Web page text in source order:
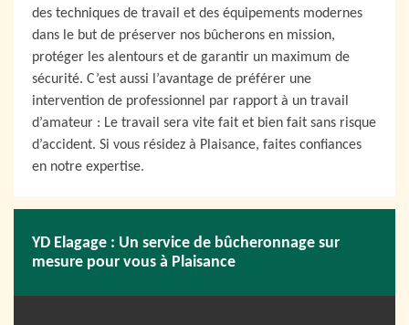
des techniques de travail et des équipements modernes
dans le but de préserver nos bûcherons en mission,
protéger les alentours et de garantir un maximum de
sécurité. C’est aussi l’avantage de préférer une
intervention de professionnel par rapport à un travail
d’amateur : Le travail sera vite fait et bien fait sans risque
d’accident. Si vous résidez à Plaisance, faites confiances
en notre expertise.
YD Elagage : Un service de bûcheronnage sur
mesure pour vous à Plaisance